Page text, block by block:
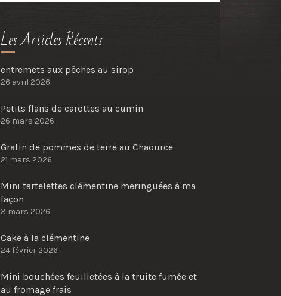
Les Articles Récents
entremets aux pêches au sirop
26 avril 2026
Petits flans de carottes au cumin
26 mars 2026
Gratin de pommes de terre au Chaource
21 mars 2026
Mini tartelettes clémentine meringuées à ma
façon
3 mars 2026
Cake à la clémentine
24 février 2026
Mini bouchées feuilletées à la truite fumée et
au fromage frais